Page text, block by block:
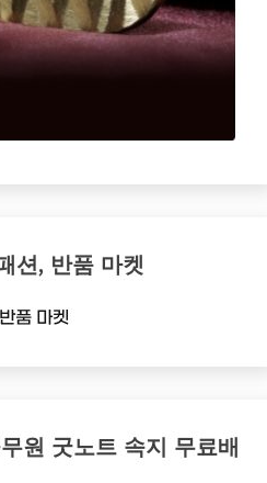
션, 반품 마켓
원 굿노트 속지 무료배